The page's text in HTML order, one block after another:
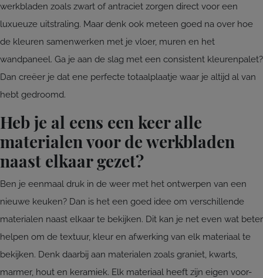
werkbladen zoals zwart of antraciet zorgen direct voor een
luxueuze uitstraling. Maar denk ook meteen goed na over hoe
de kleuren samenwerken met je vloer, muren en het
wandpaneel. Ga je aan de slag met een consistent kleurenpalet?
Dan creëer je dat ene perfecte totaalplaatje waar je altijd al van
hebt gedroomd.
Heb je al eens een keer alle
materialen voor de werkbladen
naast elkaar gezet?
Ben je eenmaal druk in de weer met het ontwerpen van een
nieuwe keuken? Dan is het een goed idee om verschillende
materialen naast elkaar te bekijken. Dit kan je net even wat beter
helpen om de textuur, kleur en afwerking van elk materiaal te
bekijken. Denk daarbij aan materialen zoals graniet, kwarts,
marmer, hout en keramiek. Elk materiaal heeft zijn eigen voor-